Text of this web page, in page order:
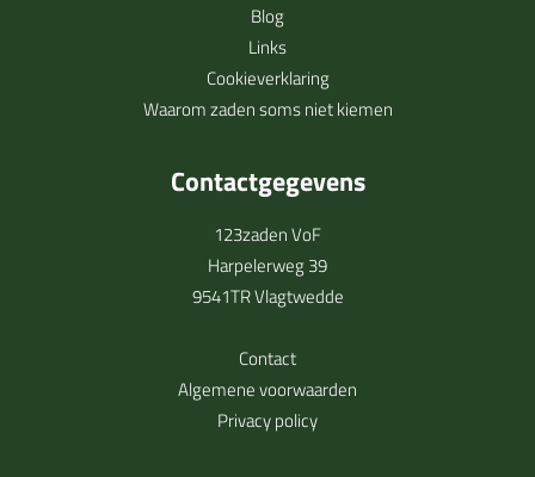
Blog
Links
Cookieverklaring
Waarom zaden soms niet kiemen
Contactgegevens
123zaden VoF
Harpelerweg 39
9541TR Vlagtwedde
Contact
Algemene voorwaarden
Privacy policy